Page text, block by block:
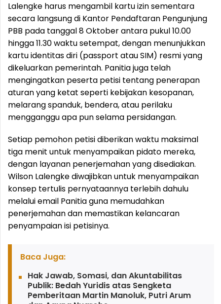
Lalengke harus mengambil kartu izin sementara
secara langsung di Kantor Pendaftaran Pengunjung
PBB pada tanggal 8 Oktober antara pukul 10.00
hingga 11.30 waktu setempat, dengan menunjukkan
kartu identitas diri (passport atau SIM) resmi yang
dikeluarkan pemerintah. Panitia juga telah
mengingatkan peserta petisi tentang penerapan
aturan yang ketat seperti kebijakan kesopanan,
melarang spanduk, bendera, atau perilaku
mengganggu apa pun selama persidangan.
Setiap pemohon petisi diberikan waktu maksimal
tiga menit untuk menyampaikan pidato mereka,
dengan layanan penerjemahan yang disediakan.
Wilson Lalengke diwajibkan untuk menyampaikan
konsep tertulis pernyataannya terlebih dahulu
melalui email Panitia guna memudahkan
penerjemahan dan memastikan kelancaran
penyampaian isi petisinya.
Baca Juga:
Hak Jawab, Somasi, dan Akuntabilitas
Publik: Bedah Yuridis atas Sengketa
Pemberitaan Martin Manoluk, Putri Arum